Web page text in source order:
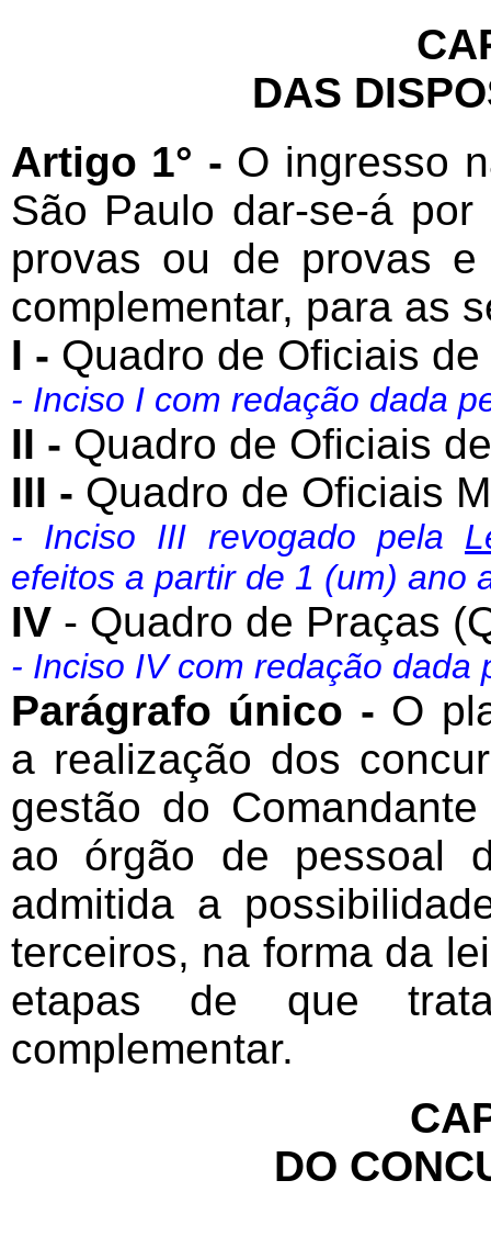
DAS
Artigo 1° - O ingresso
São Paulo dar-se-á
provas ou de provas
complementar, para as
I - Quadro de Oficiais
- Inciso I com redação dada
II - Quadro de Oficiais
III - Quadro de Oficiais
- Inciso III revogado pela
efeitos a partir de 1 (um) ano
IV- Quadro de Praças
- Inciso IV com redação dada
Parágrafo único - O
a realização dos
gestão do
ao órgão de pessoal
admitida a
terceiros, na forma da
etapas de que
complementar.
DO